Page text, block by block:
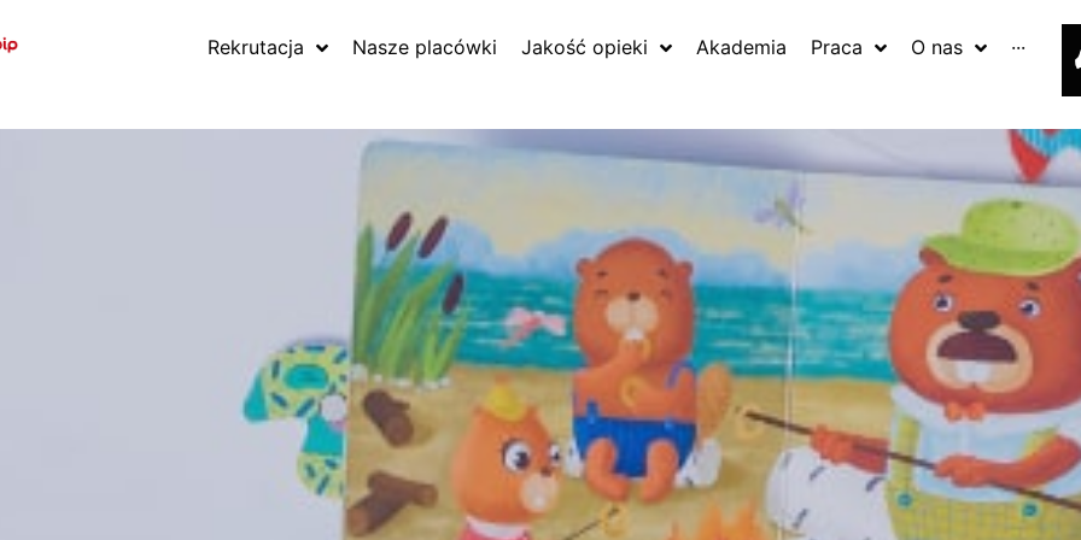
Rekrutacja Nasze placówki Jakość opieki Akademia Praca O nas ···